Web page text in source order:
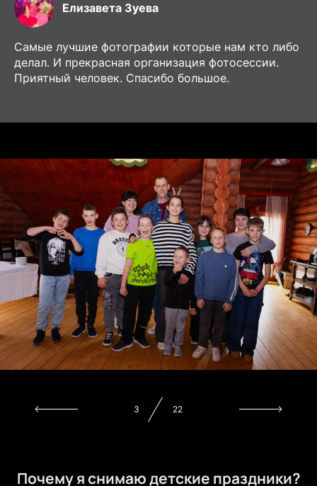
Елизавета Зуева
Самые лучшие фотографии которые нам кто либо
делал. И прекрасная организация фотосессии.
Приятный человек. Спасибо большое.
5 22
Почему я снимаю детские праздники?